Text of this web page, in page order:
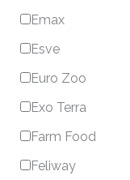
Emax
Esve
Euro Zoo
Exo Terra
Farm Food
Feliway